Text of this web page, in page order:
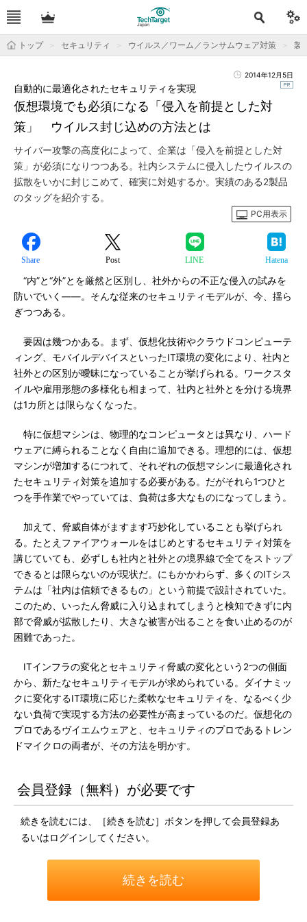
トップ セキュリティ ウイルス／ワーム／ランサムウェア対策 製
2014年12月5日
仮想環境でも必須になる「侵入を前提とした対
策」 ウイルス封じ込めの方法とは
自動的に最適化されたセキュリティを実現
サイバー攻撃の高度化によって、企業は「侵入を前提とした対
策」が必須になりつつある。社内システムに侵入したウイルスの
拡散をいかに封じこめて、確実に対処するか。実績のある2製品
のタッグを紹介する。
PC用表示
Share Post LINE Hatena
“内”と“外”とを厳然と区別し、社外からの不正な侵入の試みを
防いでいく――。そんな従来のセキュリティモデルが、今、揺ら
ぎつつある。
要因は幾つかある。まず、仮想化技術やクラウドコンピューテ
ィング、モバイルデバイスといったIT環境の変化により、社内と
社外との区別が曖昧になっていることが挙げられる。ワークスタ
イルや雇用形態の多様化も相まって、社内と社外とを分ける境界
は1カ所とは限らなくなった。
特に仮想マシンは、物理的なコンピュータとは異なり、ハード
ウェアに縛られることなく自由に追加できる。理想的には、仮想
マシンが増加するにつれて、それぞれの仮想マシンに最適化され
たセキュリティ対策を追加する必要がある。だがそれら1つひと
つを手作業でやっていては、負荷は多大なものになってしまう。
加えて、脅威自体がますます巧妙化していることも挙げられ
る。たとえファイアウォールをはじめとするセキュリティ対策を
講じていても、必ずしも社内と社外との境界線で全てをストップ
できるとは限らないのが現状だ。にもかかわらず、多くのITシス
テムは「社内は信頼できるもの」という前提で設計されていた。
このため、いったん脅威に入り込まれてしまうと検知できずに内
部で脅威が拡散したり、大きな被害が出ることを食い止めるのが
困難であった。
ITインフラの変化とセキュリティ脅威の変化という2つの側面
から、新たなセキュリティモデルが求められている。ダイナミッ
クに変化するIT環境に応じた柔軟なセキュリティを、なるべく少
ない負荷で実現する方法の必要性が高まっているのだ。仮想化の
プロであるヴイエムウェアと、セキュリティのプロであるトレン
ドマイクロの両者が、その方法を明かす。
会員登録（無料）が必要です
続きを読むには、［続きを読む］ボタンを押して会員登録あ
るいはログインしてください。
続きを読む